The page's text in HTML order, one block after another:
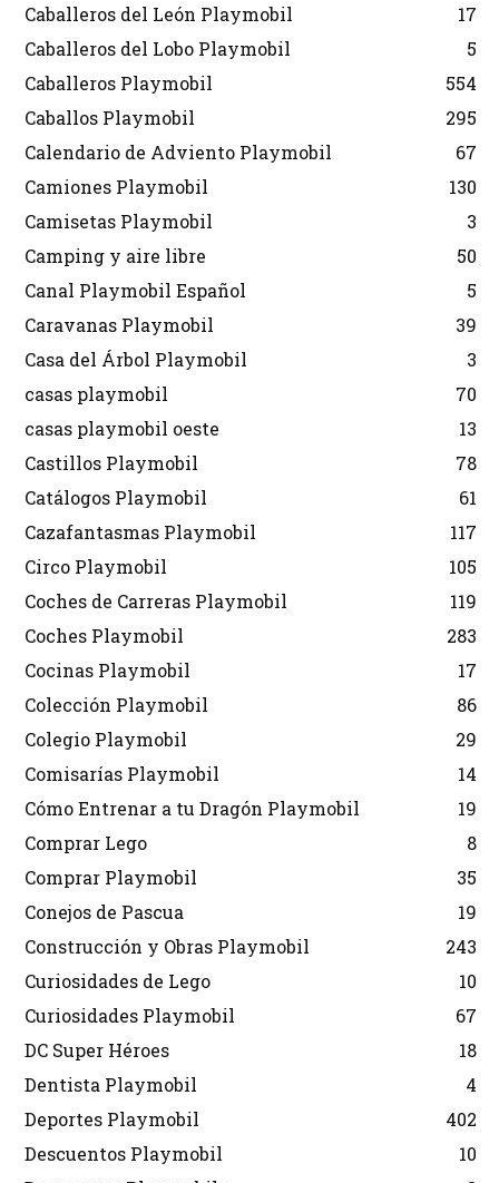
Caballeros del León Playmobil
17
Caballeros del Lobo Playmobil
5
Caballeros Playmobil
554
Caballos Playmobil
295
Calendario de Adviento Playmobil
67
Camiones Playmobil
130
Camisetas Playmobil
3
Camping y aire libre
50
Canal Playmobil Español
5
Caravanas Playmobil
39
Casa del Árbol Playmobil
3
casas playmobil
70
casas playmobil oeste
13
Castillos Playmobil
78
Catálogos Playmobil
61
Cazafantasmas Playmobil
117
Circo Playmobil
105
Coches de Carreras Playmobil
119
Coches Playmobil
283
Cocinas Playmobil
17
Colección Playmobil
86
Colegio Playmobil
29
Comisarías Playmobil
14
Cómo Entrenar a tu Dragón Playmobil
19
Comprar Lego
8
Comprar Playmobil
35
Conejos de Pascua
19
Construcción y Obras Playmobil
243
Curiosidades de Lego
10
Curiosidades Playmobil
67
DC Super Héroes
18
Dentista Playmobil
4
Deportes Playmobil
402
Descuentos Playmobil
10